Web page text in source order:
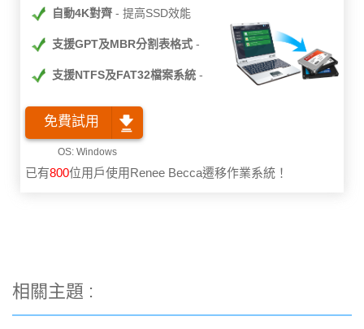
自動4K對齊 提高SSD效能
支援GPT及MBR分割表格式
支援NTFS及FAT32檔案系統
免費試用
已有801位用戶使用Renee Becca遷移作業系統！
相關主題 :